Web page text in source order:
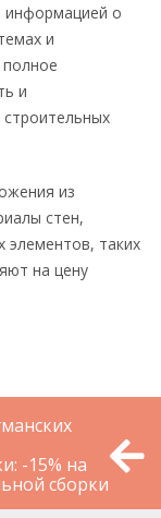
информацией о
и
и
из
стен,
элементов, таких
на цену
-15% на
сборки